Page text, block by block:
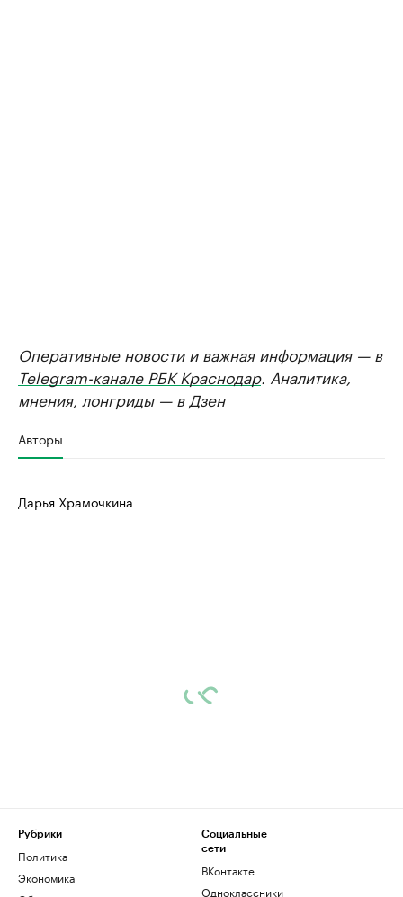
Оперативные новости и важная информация — в
Telegram-канале РБК Краснодар. Аналитика,
мнения, лонгриды — в Дзен
Авторы
Дарья Храмочкина
Рубрики
Политика
Экономика
Социальные
сети
ВКонтакте
Одноклассники